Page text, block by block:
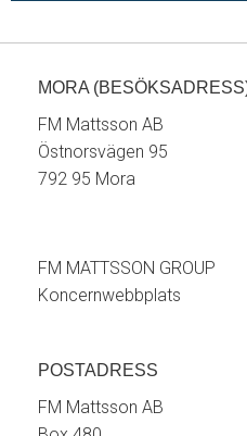
MORA
FM Mattsson AB
Östnorsvägen 95
792 95 Mora
FM MATTSSON GROUP
Koncernwebbplats
POSTADRESS
FM Mattsson AB